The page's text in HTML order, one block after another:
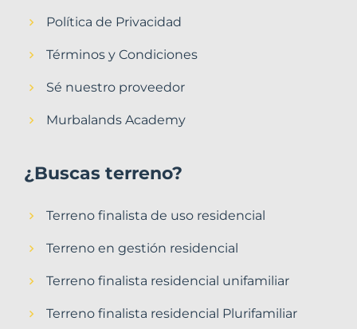
Política de Privacidad
Términos y Condiciones
Sé nuestro proveedor
Murbalands Academy
¿Buscas terreno?
Terreno finalista de uso residencial
Terreno en gestión residencial
Terreno finalista residencial unifamiliar
Terreno finalista residencial Plurifamiliar